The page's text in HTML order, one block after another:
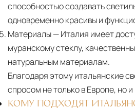
способностью создавать
одновременно красивы и
Материалы— Италия имеет
муранскому стеклу,
натуральным материалам.
Благодаря этому итальянские
спросом не только в Европе, но
КОМУ ПОДХОДЯТ